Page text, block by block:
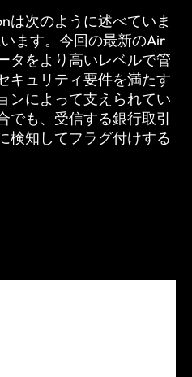
は次のように述べていま
ます。今回の最新のAir
タをより高いレベルで管
キュリティ要件を満たす
ンによって支えられてい
でも、受信する銀行取引
検知してフラグ付けする